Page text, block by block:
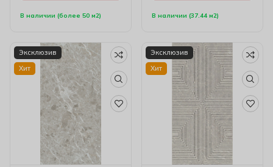
В наличии (более 50 м2) В наличии (37.44 м2)
Эксклюзив
Хит
Эксклюзив
Хит